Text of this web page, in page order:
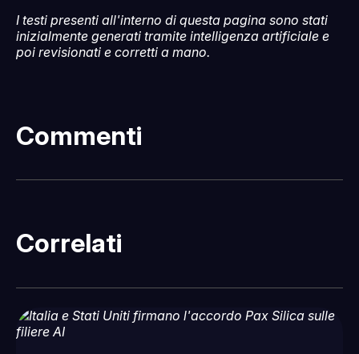
I testi presenti all'interno di questa pagina sono stati
inizialmente generati tramite intelligenza artificiale e
poi revisionati e corretti a mano.
Commenti
Correlati